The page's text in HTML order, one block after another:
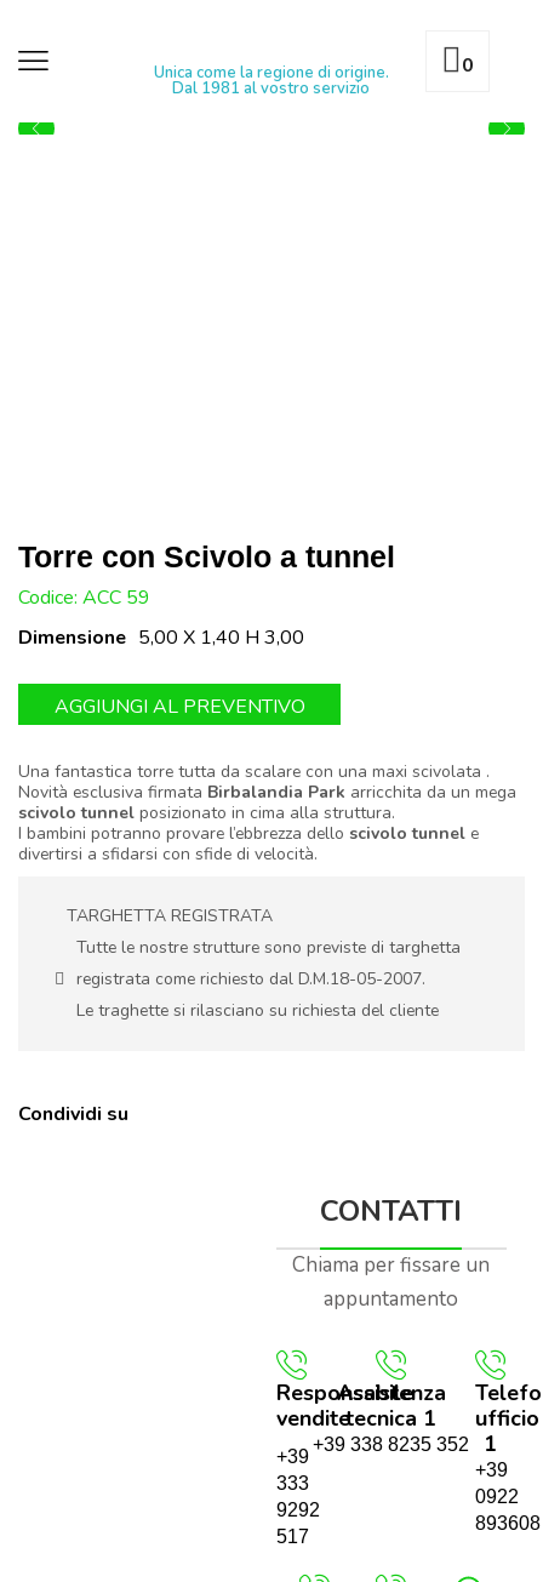
Unica come la regione di origine.
Dal 1981 al vostro servizio
0
Torre con Scivolo a tunnel
Codice: ACC 59
Dimensione 5,00 X 1,40 H 3,00
AGGIUNGI AL PREVENTIVO
Una fantastica torre tutta da scalare con una maxi scivolata .
Novità esclusiva firmata Birbalandia Park arricchita da un mega
scivolo tunnel posizionato in cima alla struttura.
I bambini potranno provare l’ebbrezza dello scivolo tunnel e
divertirsi a sfidarsi con sfide di velocità.
TARGHETTA REGISTRATA
Tutte le nostre strutture sono previste di targhetta
registrata come richiesto dal D.M.18-05-2007.
Le traghette si rilasciano su richiesta del cliente
Condividi su
CONTATTI
Chiama per fissare un
appuntamento
Responsabile
vendite
+39
333
9292
517
Assistenza
tecnica 1
+39 338 8235 352
ufficio
1
+39
0922
893608